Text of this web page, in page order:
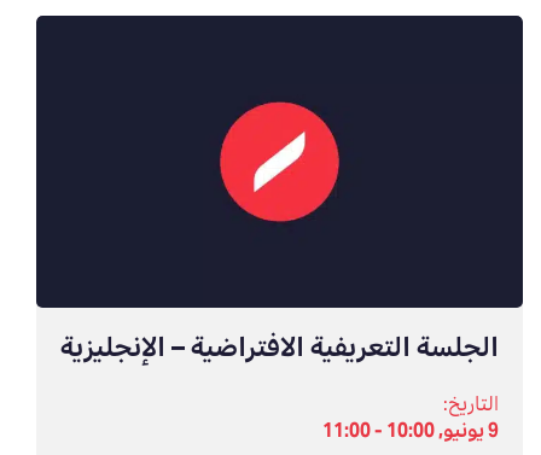
الجلسة التعريفية الافتراضية – الإنجليزية
التاريخ:
9 يونيو, 10:00 - 11:00